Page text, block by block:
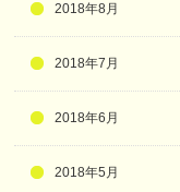
2018年8月
2018年7月
2018年6月
2018年5月